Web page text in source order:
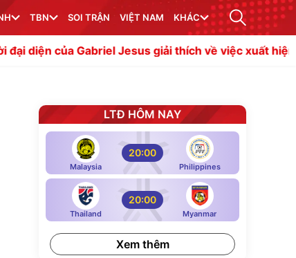
TBN SOI TRẬN VIỆT NAM KHÁC
Jesus giải thích về việc xuất hiện ở Napoli
LTĐ HÔM NAY
Malaysia
20:00
Philippines
Thailand
20:00
Myanmar
Xem thêm